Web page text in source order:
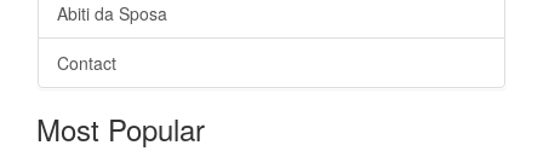
Abiti da Sposa
Contact
Most Popular